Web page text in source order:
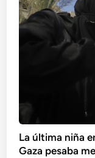
La última niña
Gaza pesaba